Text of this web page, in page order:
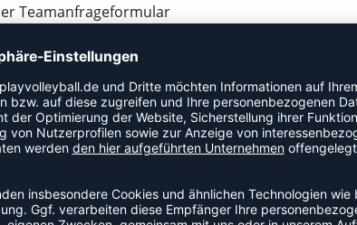
Teamanfrageformular
Angebot bei dir
Bedarf kostenlose Muster zur Größenfindung zu
– fast alles ist möglich (Druck, Sublimation, Stick,
Ware und bedrucken diese